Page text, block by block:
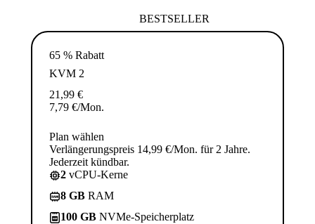
BESTSELLER
65 % Rabatt
KVM 2
21,99 €
7,79 €/Mon.
Plan wählen
Verlängerungspreis 14,99 €/Mon. für 2 Jahre.
Jederzeit kündbar.
2 vCPU-Kerne
8 GB RAM
100 GB NVMe-Speicherplatz